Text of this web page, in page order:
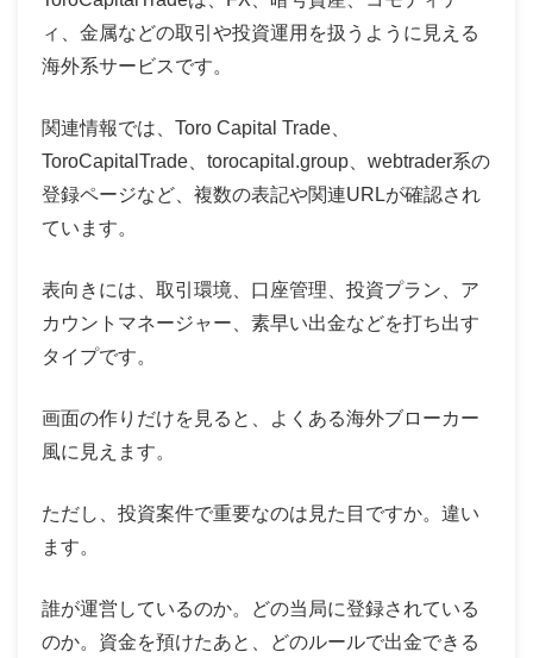
ィ、金属などの取引や投資運用を扱うように見える
海外系サービスです。
関連情報では、Toro Capital Trade、
ToroCapitalTrade、torocapital.group、webtrader系の
登録ページなど、複数の表記や関連URLが確認され
ています。
表向きには、取引環境、口座管理、投資プラン、ア
カウントマネージャー、素早い出金などを打ち出す
タイプです。
画面の作りだけを見ると、よくある海外ブローカー
風に見えます。
ただし、投資案件で重要なのは見た目ですか。違い
ます。
誰が運営しているのか。どの当局に登録されている
のか。資金を預けたあと、どのルールで出金できる